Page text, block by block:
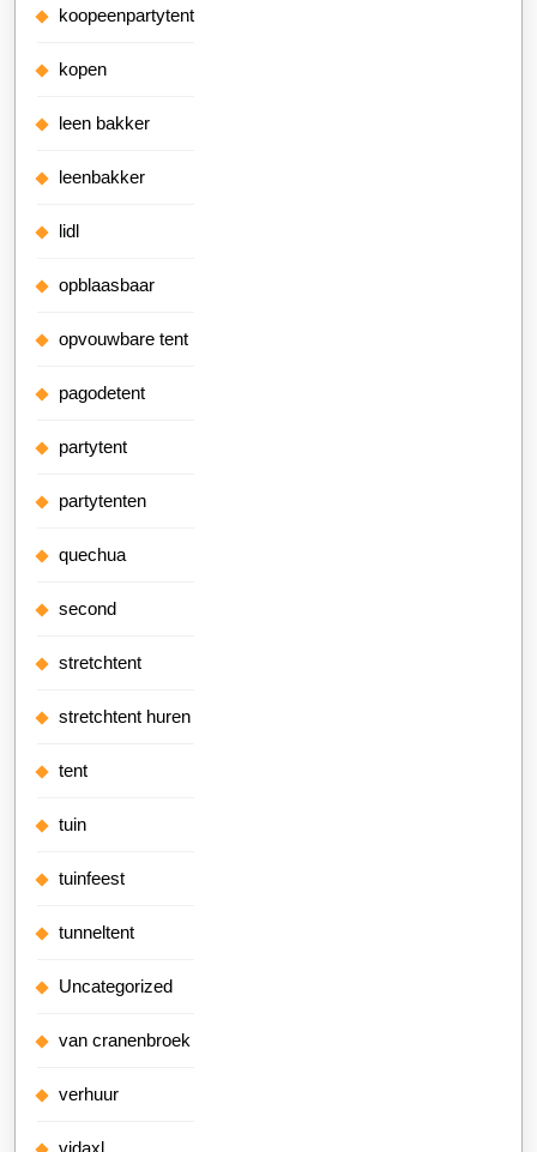
koopeenpartytent
kopen
leen bakker
leenbakker
lidl
opblaasbaar
opvouwbare tent
pagodetent
partytent
partytenten
quechua
second
stretchtent
stretchtent huren
tent
tuin
tuinfeest
tunneltent
Uncategorized
van cranenbroek
verhuur
vidaxl